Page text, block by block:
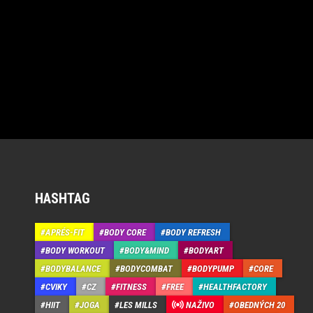
HASHTAG
APRÉS-FIT BODY CORE
BODY REFRESH
BODY WORKOUT
BODY&MIND
BODYART
BODYBALANCE
BODYCOMBAT BODYPUMP
CORE
CVIKY
CZ FITNESS FREE
HEALTHFACTORY
HIIT
JOGA LES MILLS NAŽIVO OBEDNÝCH 20